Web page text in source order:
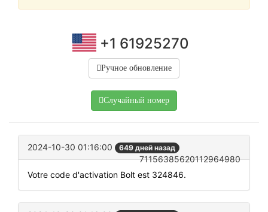
+1 61925270
Ручное обновление
Случайный номер
2024-10-30 01:16:00 649 дней назад
71156385620112964980
Votre code d'activation Bolt est 324846.